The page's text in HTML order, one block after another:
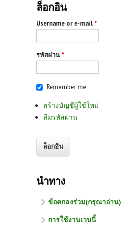
ล็อกอิน
Username or e-mail *
รหัสผ่าน *
Remember me
สร้างบัญชีผู้ใช้ใหม่
ลืมรหัสผ่าน
นำทาง
ข้อตกลงร่วม(กรุณาอ่าน)
การใช้งานเวบนี้